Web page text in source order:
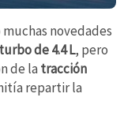
novedades
de 4.4 L, pero
de la tracción
repartir la